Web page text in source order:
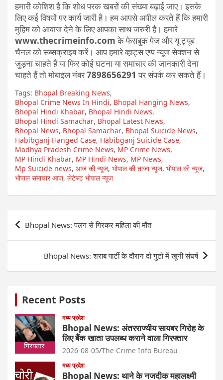
हमारी कोशिश है कि शोध परक खबरों की संख्या बढ़ाई जाए। इसके
लिए कई विषयों पर कार्य जारी है। हम आपसे अपील करते हैं कि हमारी
मुहिम को आवाज देने के लिए आपका साथ जरुरी है। हमारे
www.thecrimeinfo.comके फेसबुक पेज और यू ट्यूब
चैनल को सब्सक्राइब करें। आप हमारे व्हाट्स एप्प न्यूज सेक्शन से
जुड़ना चाहते हैं या फिर कोई घटना या समाचार की जानकारी देना
चाहते हैं तो मोबाइल नंबर7898656291 पर संपर्क कर सकते हैं।
Tags: Bhopal Breaking News,
Bhopal Crime News In Hindi, Bhopal Hanging News,
Bhopal Hindi Khabar, Bhopal Hindi News,
Bhopal Hindi Samachar, Bhopal Latest News,
Bhopal News, Bhopal Samachar, Bhopal Suicide News,
Habibganj Hanged Case, Habibganj Suicide Case,
Madhya Pradesh Crime News, MP Crime News,
MP Hindi Khabar, MP Hindi News, MP News,
Mp Suicide news, आज की न्यूज, भोपाल की ताजा न्यूज, भोपाल की न्यूज,
भोपाल समाचार आज, लेटेस्ट भोपाल न्यूज
Post
navigation
Bhopal News: पलंग से गिरकर महिला की मौत
Bhopal News: शराब पार्टी के दौरान दो गुटों में खूनी संघर्ष
Recent Posts
मध्य प्रदेश
Bhopal News: अंतरराज्यीय सायबर गिरोह के
लिए बैंक खाता उपलब्ध कराने वाला गिरफ्तार
2026-08-05 The Crime Info Bureau
मध्य प्रदेश
Bhopal News: थाने के नजदीक महालक्ष्मी